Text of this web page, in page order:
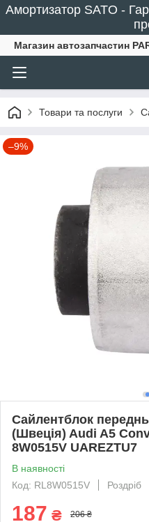
Амортизатор SATO -
Магазин автозапчастин
Товари та послуги
–9%
Сайлентблок
(Швеція) Audi A5
8W0515V UAREZTU7
В наявності
Код: RL8W0515V
Роздріб
187 ₴ 206 ₴